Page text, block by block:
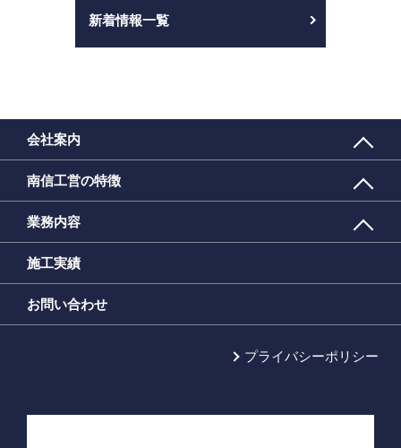
新着情報一覧
会社案内
南信工営の特徴
業務内容
施工実績
お問い合わせ
プライバシーポリシー